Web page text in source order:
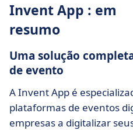
Invent App : em
resumo
Uma solução
de evento
A Invent App é
plataformas de eventos
empresas a digitalizar